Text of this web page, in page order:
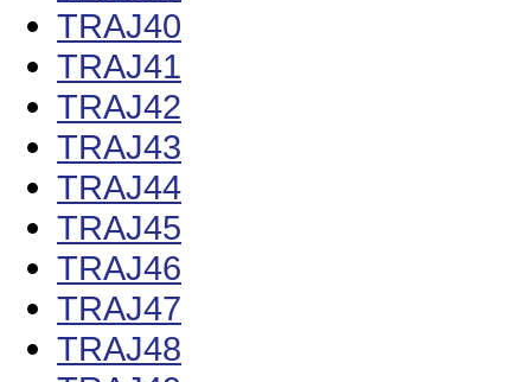
TRAJ40
TRAJ41
TRAJ42
TRAJ43
TRAJ44
TRAJ45
TRAJ46
TRAJ47
TRAJ48